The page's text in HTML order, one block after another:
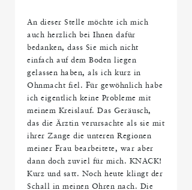
An dieser Stelle möchte ich mich
auch herzlich bei Ihnen dafür
bedanken, dass Sie mich nicht
einfach auf dem Boden liegen
gelassen haben, als ich kurz in
Ohnmacht fiel. Für gewöhnlich habe
ich eigentlich keine Probleme mit
meinem Kreislauf. Das Geräusch,
das die Ärztin verursachte als sie mit
ihrer Zange die unteren Regionen
meiner Frau bearbeitete, war aber
dann doch zuviel für mich. KNACK!
Kurz und satt. Noch heute klingt der
Schall in meinen Ohren nach. Die